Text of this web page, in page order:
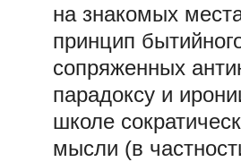
на знакомых
принцип
сопряженных
парадоксу и
школе
мысли (в